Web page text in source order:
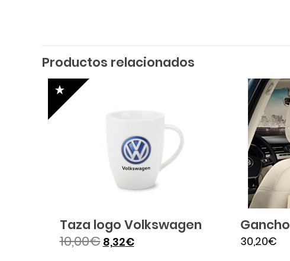
Productos relacionados
Taza logo Volkswagen
10,00€ 8,32€
Gancho
30,20€